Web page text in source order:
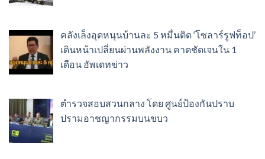
คลังเล็งอุดหนุนบ้านละ 5 หมื่นติด ‘โซลาร์รูฟท็อป’
เดินหน้าเปลี่ยนผ่านพลังงาน คาดชัดเจนใน 1
เดือน อัพเดทข่าว
ตำรวจสอบสวนกลาง โดย ศูนย์ป้องกันปราบ
ปรามอาชญากรรมบนขบว